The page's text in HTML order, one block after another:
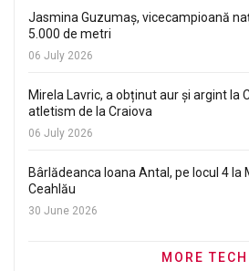
Jasmina Guzumaș, vicecampioană
5.000 de metri
06 July 2026
Mirela Lavric, a obținut aur și argint la
atletism de la Craiova
06 July 2026
Bârlădeanca Ioana Antal, pe locul 4 la
Ceahlău
30 June 2026
MORE TECH